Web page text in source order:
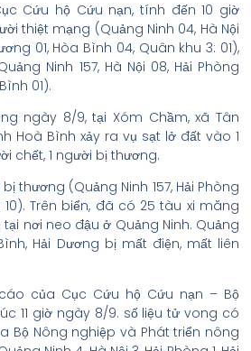
Cứu hộ Cứu nạn, tính đến 10 giờ
thiệt mạng (Quảng Ninh 04, Hà Nội
01, Hòa Bình 04, Quân khu 3: 01),
Ninh 157, Hà Nội 08, Hải Phòng
01).
ngày 8/9, tại Xóm Chầm, xã Tân
Hoà Bình xảy ra vụ sạt lở đất vào 1
chết, 1 người bị thương.
thương (Quảng Ninh 157, Hải Phòng
10). Trên biển, đã có 25 tàu xi măng
nơi neo đậu ở Quảng Ninh. Quảng
Hải Dương bị mất điện, mất liên
của Cục Cứu hộ Cứu nạn – Bộ
11 giờ ngày 8/9. số liệu tử vong có
Bộ Nông nghiệp và Phát triển nông